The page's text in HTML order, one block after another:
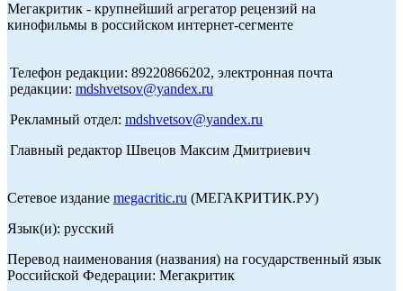
Мегакритик - крупнейший агрегатор рецензий на
кинофильмы в российском интернет-сегменте
Телефон редакции: 89220866202, электронная почта
редакции: mdshvetsov@yandex.ru
Рекламный отдел: mdshvetsov@yandex.ru
Главный редактор Швецов Максим Дмитриевич
Сетевое издание megacritic.ru (МЕГАКРИТИК.РУ)
Язык(и): русский
Перевод наименования (названия) на государственный язык
Российской Федерации: Мегакритик